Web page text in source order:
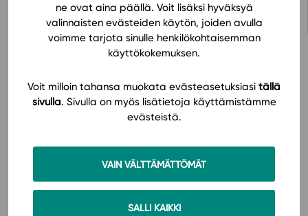
ne ovat aina päällä. Voit lisäksi hyväksyä
valinnaisten evästeiden käytön, joiden avulla
voimme tarjota sinulle henkilökohtaisemman
käyttökokemuksen.
Voit milloin tahansa muokata evästeasetuksiasi tällä
sivulla. Sivulla on myös lisätietoja käyttämistämme
evästeistä.
VAIN VÄLTTÄMÄTTÖMÄT
SALLI KAIKKI
Hinnasto